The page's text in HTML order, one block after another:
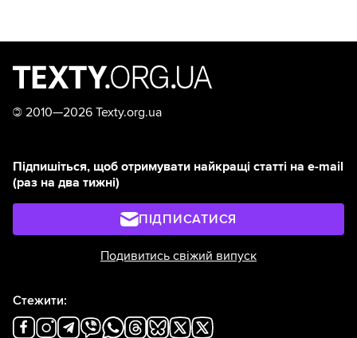
© 2010—2026 Texty.org.ua
Підпишіться, щоб отримувати найкращі статті на e-mail
(раз на два тижні)
ПІДПИСАТИСЯ
Подивитись свіжий випуск
Стежити: